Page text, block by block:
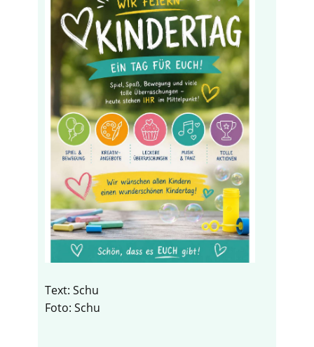
Text: Schu
Foto: Schu